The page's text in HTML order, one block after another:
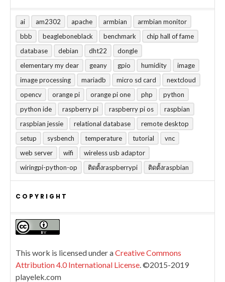
ai am2302 apache armbian
armbian monitor
bbb
beagleboneblack benchmark
chip hall of fame
database
debian dht22
dongle
elementary my dear
geany gpio humidity
image
image processing
mariadb micro sd card
nextcloud
opencv
orange pi orange pi one php
python
python ide
raspberry pi raspberry pi os
raspbian
raspbian jessie
relational database
remote desktop
setup
sysbench temperature tutorial
vnc
web server
wifi
wireless usb adaptor
wiringpi-python-op
ติดตั้งraspberrypi ติดตั้งraspbian
COPYRIGHT
This work is licensed under aCreative Commons
Attribution 4.0 International License. ©2015-2019
playelek.com